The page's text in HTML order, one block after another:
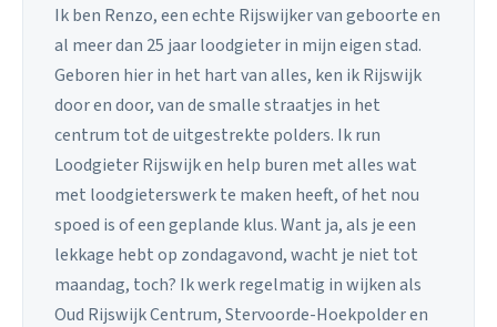
Ik ben Renzo, een echte Rijswijker van geboorte en
al meer dan 25 jaar loodgieter in mijn eigen stad.
Geboren hier in het hart van alles, ken ik Rijswijk
door en door, van de smalle straatjes in het
centrum tot de uitgestrekte polders. Ik run
Loodgieter Rijswijk en help buren met alles wat
met loodgieterswerk te maken heeft, of het nou
spoed is of een geplande klus. Want ja, als je een
lekkage hebt op zondagavond, wacht je niet tot
maandag, toch? Ik werk regelmatig in wijken als
Oud Rijswijk Centrum, Stervoorde-Hoekpolder en